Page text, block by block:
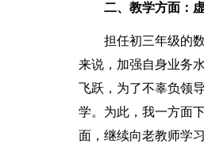
二、教学方面：虚
担任初三年级的数
来说，加强自身业务
飞跃，为了不辜负领
学。为此，我一方面
面，继续向老教师学